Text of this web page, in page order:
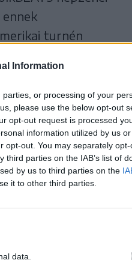
Information
or processing of your
please use the below opt-out
opt-out request is processed
information utilized by us
opt-out. You may separately
parties on the IAB’s list of
by us to third parties on the
it to other third parties.
data.
turnén
A
előadó-művészeti
Páva minősítést
népzenei
a gyűjtő munkára
hatása.
adatközlő
10 lej értékben